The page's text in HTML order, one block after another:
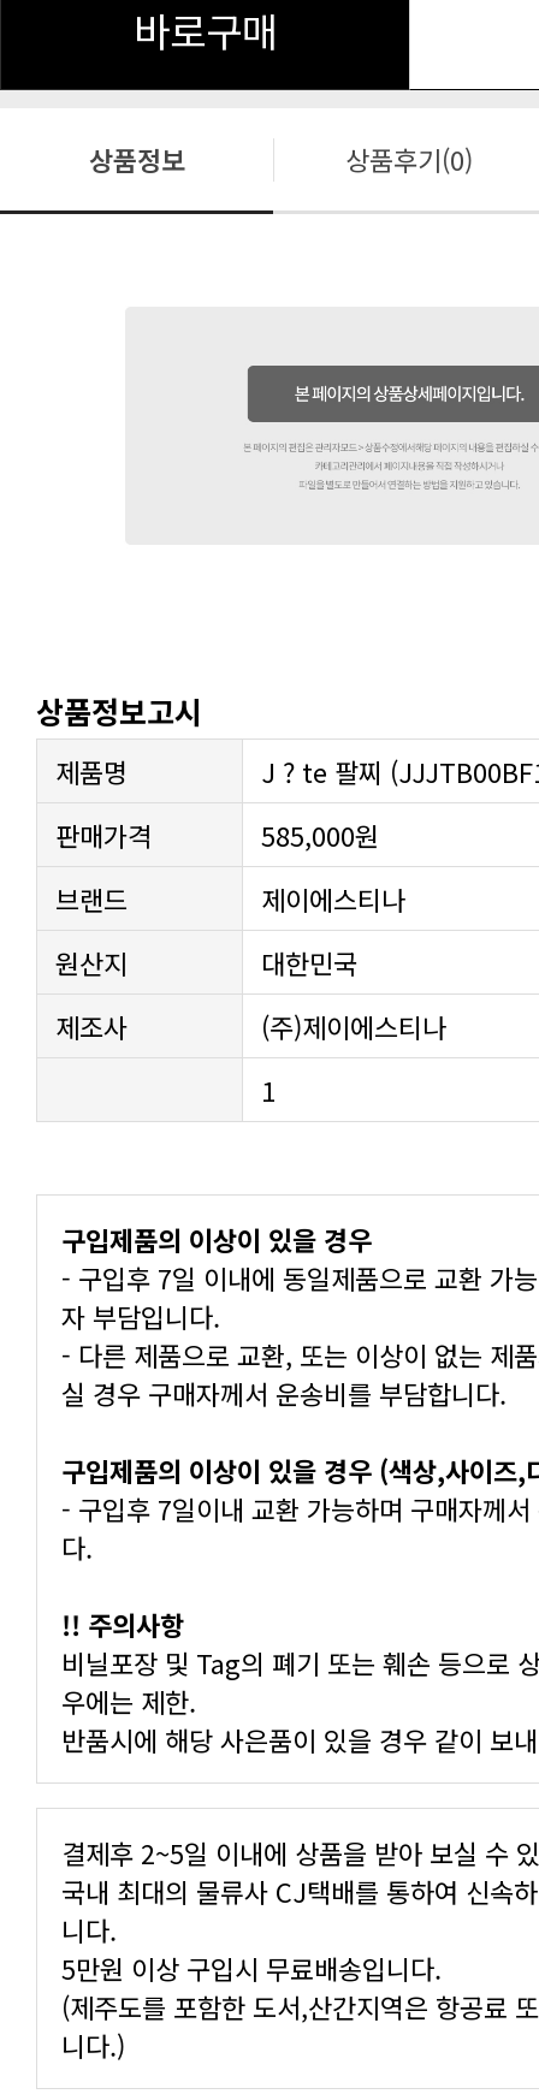
바로구매
상품정보 상품후기(0)
상품정보고시
제품명
J ? te 팔찌
판매가격
585,000원
브랜드
제이에스티나
원산지
대한민국
제조사
(주)제이에스티나
1
구입제품의 이상이 있을 경우
자 부담입니다.
실 경우 구매자께서 운송비를 부담합니다.
구입제품의 이상이 있을 경우 (색상,사이즈,
다.
!! 주의사항
우에는 제한.
반품시에 해당 사은품이 있을 경우 같이 보
결제후 2~5일 이내에 상품을 받아 보실 수
니다.
5만원 이상 구입시 무료배송입니다.
니다.)